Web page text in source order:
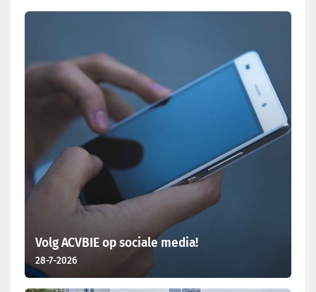
Laatste nieuws
Volg ACVBIE op sociale media!
28-7-2026